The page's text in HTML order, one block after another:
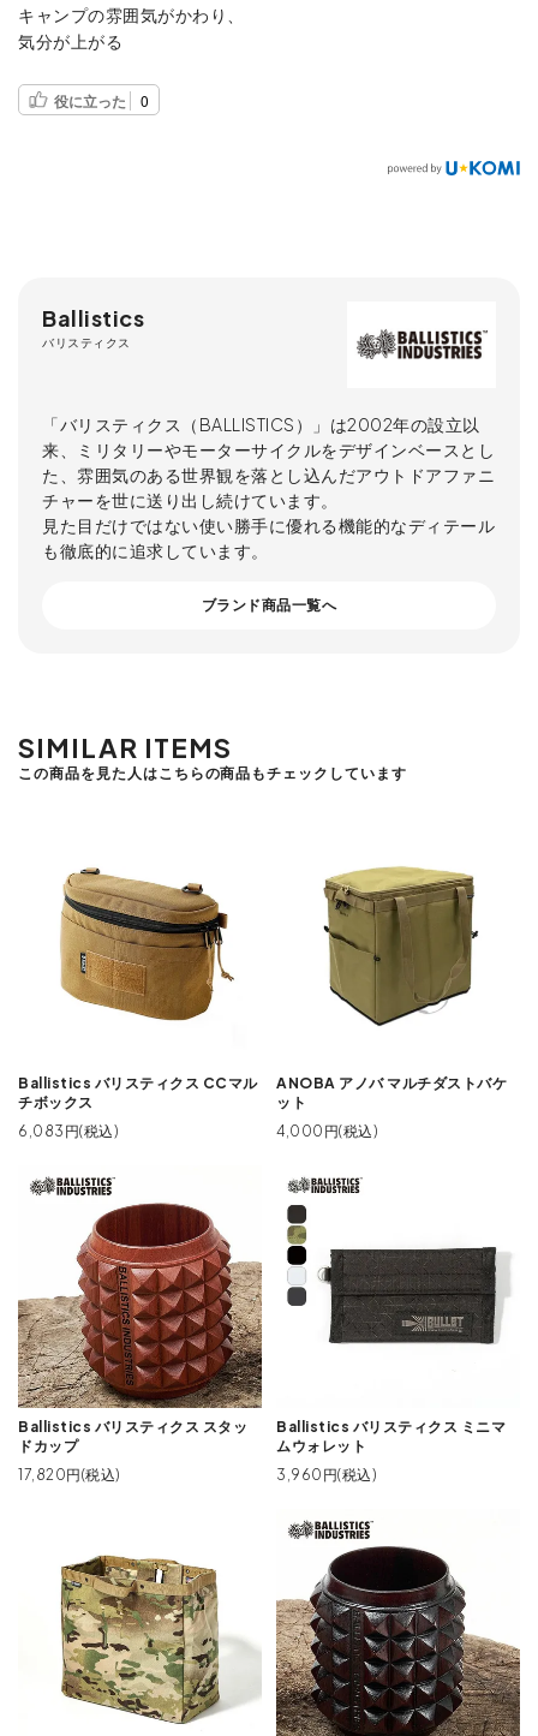
キャンプの雰囲気がかわり、
気分が上がる
役に立った 0
Ballistics
バリスティクス
「バリスティクス（BALLISTICS）」は2002年の設立以
来、ミリタリーやモーターサイクルをデザインベースとし
た、雰囲気のある世界観を落とし込んだアウトドアファニ
チャーを世に送り出し続けています。
見た目だけではない使い勝手に優れる機能的なディテール
も徹底的に追求しています。
ブランド商品一覧へ
SIMILAR ITEMS
この商品を見た人はこちらの商品もチェックしています
Ballistics バリスティクス CCマル
チボックス
6,083円(税込)
ANOBA アノバ マルチダストバケ
ット
4,000円(税込)
Ballistics バリスティクス スタッ
ドカップ
17,820円(税込)
Ballistics バリスティクス ミニマ
ムウォレット
3,960円(税込)